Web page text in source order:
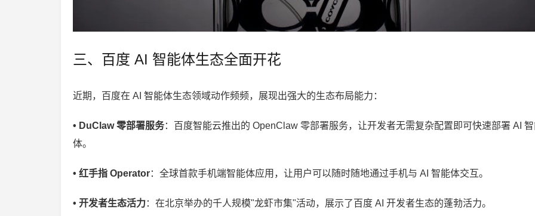
三、百度 AI 智能体生态全面开花
近期，百度在 AI 智能体生态领域动作频频，展现出强大的生态布局能力：
• DuClaw 零部署服务：百度智能云推出的 OpenClaw 零部署服务，让开发者无需复杂配置即可快速部署 AI
体。
• 红手指 Operator：全球首款手机端智能体应用，让用户可以随时随地通过手机与 AI 智能体交互。
• 开发者生态活力：在北京举办的千人规模"龙虾市集"活动，展示了百度 AI 开发者生态的蓬勃活力。